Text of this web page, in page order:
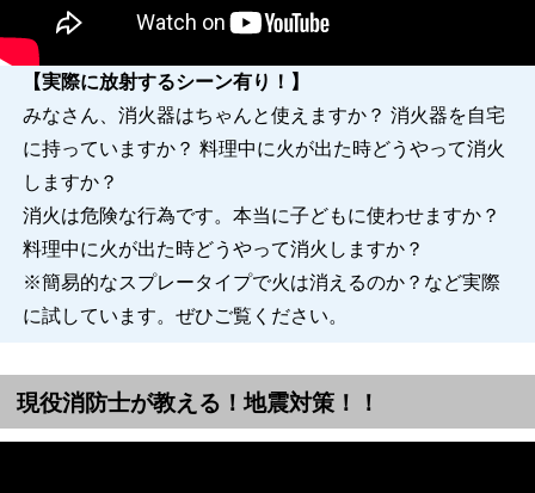
【実際に放射するシーン有り！】
みなさん、消火器はちゃんと使えますか？ 消火器を自宅
に持っていますか？ 料理中に火が出た時どうやって消火
しますか？
消火は危険な行為です。本当に子どもに使わせますか？
料理中に火が出た時どうやって消火しますか？
※簡易的なスプレータイプで火は消えるのか？など実際
に試しています。ぜひご覧ください。
現役消防士が教える！地震対策！！